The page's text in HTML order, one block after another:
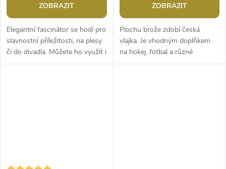
ZOBRAZIT
Elegantní fascinátor se hodí pro
slavnostní příležitosti, na plesy
či do divadla. Můžete ho využít i
jako nepřehlédnutelnou brož. Je
ZOBRAZIT
Plochu brože zdobí česká
vlajka. Je vhodným doplňkem
na hokej, fotbal a různé
významné dny. Hodí se i jako